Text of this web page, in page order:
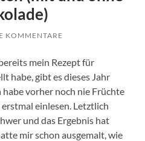
KOMMENTARE
mein Rezept für
habe, gibt es dieses Jahr
vorher noch nie Früchte
einlesen. Letztlich
und das Ergebnis hat
mir schon ausgemalt, wie